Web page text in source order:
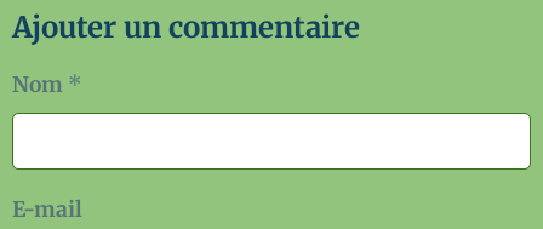
Ajouter un commentaire
Nom
E-mail